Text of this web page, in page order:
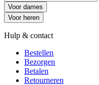
Voor dames
Voor heren
Hulp & contact
Bestellen
Bezorgen
Betalen
Retourneren